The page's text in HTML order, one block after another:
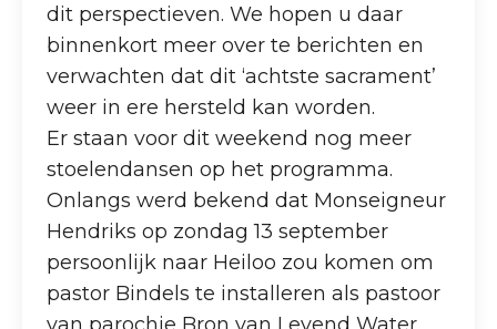
dit perspectieven. We hopen u daar
binnenkort meer over te berichten en
verwachten dat dit ‘achtste sacrament’
weer in ere hersteld kan worden.
Er staan voor dit weekend nog meer
stoelendansen op het programma.
Onlangs werd bekend dat Monseigneur
Hendriks op zondag 13 september
persoonlijk naar Heiloo zou komen om
pastor Bindels te installeren als pastoor